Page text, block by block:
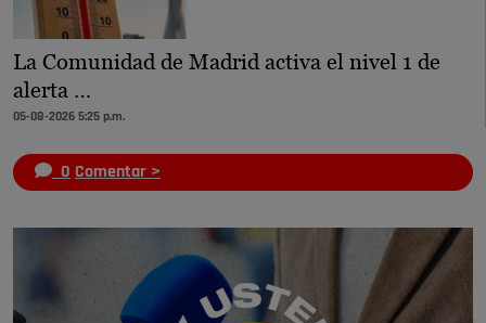
La Comunidad de Madrid activa el nivel 1 de
alerta …
05-08-2026 5:25 p.m.
0 Comentar >